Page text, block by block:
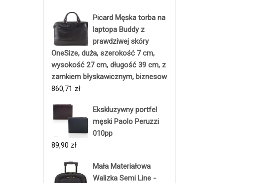
Picard Męska torba na
laptopa Buddy z
prawdziwej skóry
OneSize, duża, szerokość 7 cm,
wysokość 27 cm, długość 39 cm, z
zamkiem błyskawicznym, biznesow
860,71 zł
Ekskluzywny portfel
męski Paolo Peruzzi
010pp
89,90 zł
Mała Materiałowa
Walizka Semi Line -